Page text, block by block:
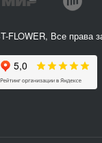
FLOWER, Все права